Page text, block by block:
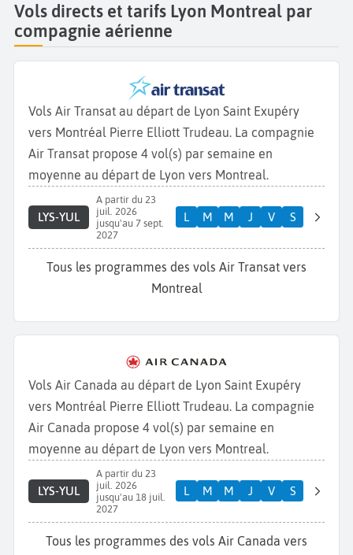
Vols directs et tarifs Lyon Montreal par
compagnie aérienne
Vols Air Transat au départ de Lyon Saint Exupéry
vers Montréal Pierre Elliott Trudeau. La compagnie
Air Transat propose 4 vol(s) par semaine en
moyenne au départ de Lyon vers Montreal.
LYS-YUL
A partir du 23
juil. 2026
jusqu'au 7 sept.
2027
L M M J V S
Tous les programmes des vols Air Transat vers
Montreal
Vols Air Canada au départ de Lyon Saint Exupéry
vers Montréal Pierre Elliott Trudeau. La compagnie
Air Canada propose 4 vol(s) par semaine en
moyenne au départ de Lyon vers Montreal.
LYS-YUL
A partir du 23
juil. 2026
jusqu'au 18 juil.
2027
L M M J V S
Tous les programmes des vols Air Canada vers